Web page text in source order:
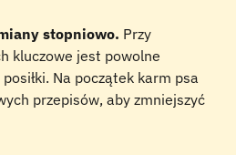
stopniowo. Przy
kluczowe jest powolne
Na początek karm psa
przepisów, aby zmniejszyć